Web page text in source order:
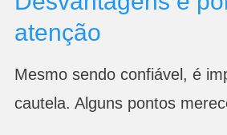
atenção
Mesmo sendo confiável, é
cautela. Alguns pontos